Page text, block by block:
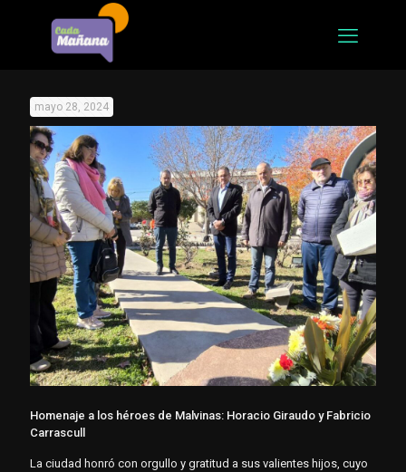
mayo 28, 2024
Homenaje a los héroes de Malvinas: Horacio Giraudo y Fabricio
Carrascull
La ciudad honró con orgullo y gratitud a sus valientes hijos, cuyo